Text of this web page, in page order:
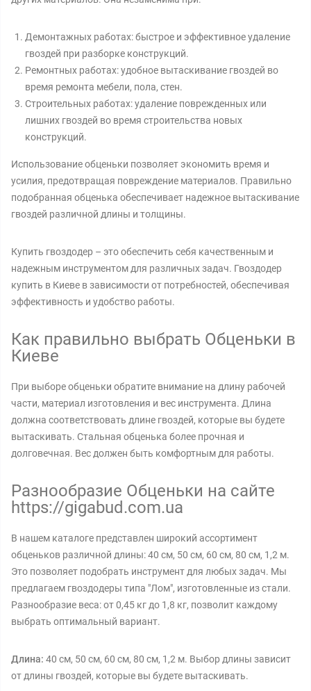
Демонтажных работах: быстрое и эффективное удаление
гвоздей при разборке конструкций.
Ремонтных работах: удобное вытаскивание гвоздей во
время ремонта мебели, пола, стен.
Строительных работах: удаление поврежденных или
лишних гвоздей во время строительства новых
конструкций.
Использование обценьки позволяет экономить время и
усилия, предотвращая повреждение материалов. Правильно
подобранная обценька обеспечивает надежное вытаскивание
гвоздей различной длины и толщины.
Купить гвоздодер – это обеспечить себя качественным и
надежным инструментом для различных задач. Гвоздодер
купить в Киеве в зависимости от потребностей, обеспечивая
эффективность и удобство работы.
Как правильно выбрать Обценьки в
Киеве
При выборе обценьки обратите внимание на длину рабочей
части, материал изготовления и вес инструмента. Длина
должна соответствовать длине гвоздей, которые вы будете
вытаскивать. Стальная обценька более прочная и
долговечная. Вес должен быть комфортным для работы.
Разнообразие Обценьки на сайте
https://gigabud.com.ua
В нашем каталоге представлен широкий ассортимент
обценьков различной длины: 40 см, 50 см, 60 см, 80 см, 1,2 м.
Это позволяет подобрать инструмент для любых задач. Мы
предлагаем гвоздодеры типа "Лом", изготовленные из стали.
Разнообразие веса: от 0,45 кг до 1,8 кг, позволит каждому
выбрать оптимальный вариант.
Длина: 40 см, 50 см, 60 см, 80 см, 1,2 м. Выбор длины зависит
от длины гвоздей, которые вы будете вытаскивать.